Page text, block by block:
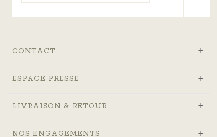
CONTACT
ESPACE PRESSE
LIVRAISON & RETOUR
NOS ENGAGEMENTS